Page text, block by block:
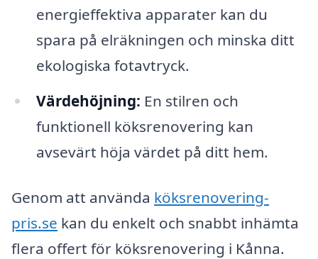
energieffektiva apparater kan du
spara på elräkningen och minska ditt
ekologiska fotavtryck.
Värdehöjning: En stilren och
funktionell köksrenovering kan
avsevärt höja värdet på ditt hem.
Genom att använda köksrenovering-
pris.se kan du enkelt och snabbt inhämta
flera offert för köksrenovering i Kånna.